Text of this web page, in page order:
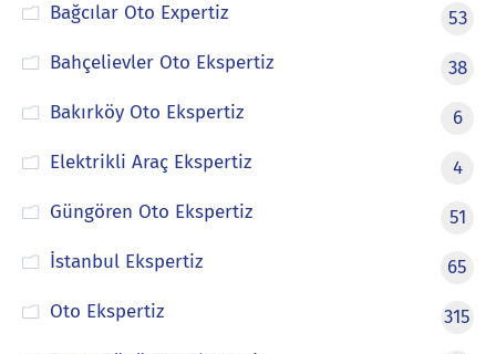
Bağcılar Oto Expertiz
53
Bahçelievler Oto Ekspertiz
38
Bakırköy Oto Ekspertiz
6
Elektrikli Araç Ekspertiz
4
Güngören Oto Ekspertiz
51
İstanbul Ekspertiz
65
Oto Ekspertiz
315